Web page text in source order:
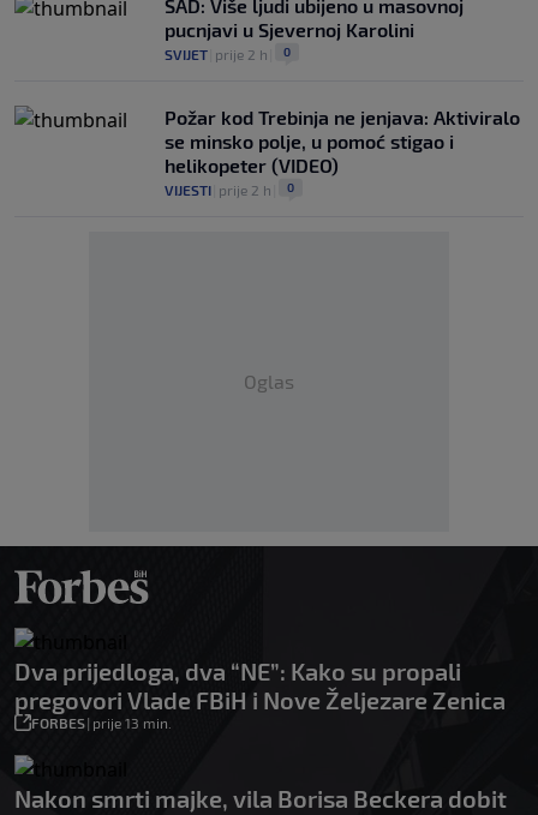
SAD: Više ljudi ubijeno u masovnoj
pucnjavi u Sjevernoj Karolini
SVIJET prije 2 h 0
Požar kod Trebinja ne jenjava: Aktiviralo
se minsko polje, u pomoć stigao i
helikopeter (VIDEO)
VIJESTI prije 2 h 0
Oglas
Dva prijedloga, dva “NE”: Kako su propali
pregovori Vlade FBiH i Nove Željezare Zenica
FORBES| prije 13 min.
Nakon smrti majke, vila Borisa Beckera dobit